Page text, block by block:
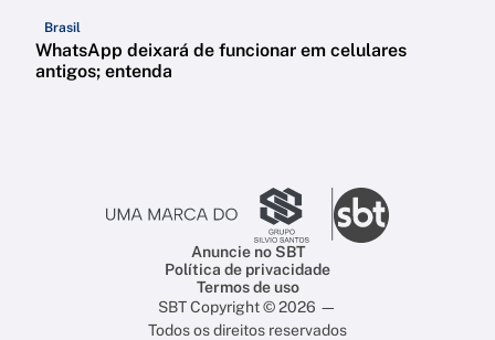
Brasil
WhatsApp deixará de funcionar em celulares
antigos; entenda
Anuncie no SBT
Política de privacidade
Termos de uso
SBT Copyright © 2026 —
Todos os direitos reservados